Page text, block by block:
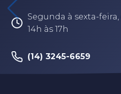
Segunda à sexta-feira,
14h às 17h
(14) 3245-6659